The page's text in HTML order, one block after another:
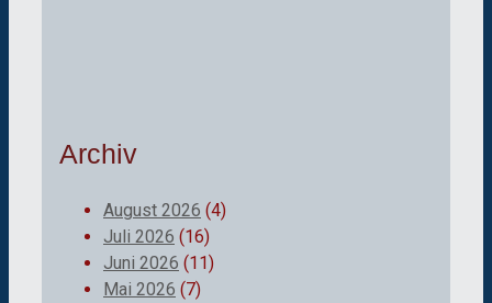
Archiv
August 2026 (4)
Juli 2026 (16)
Juni 2026 (11)
Mai 2026 (7)